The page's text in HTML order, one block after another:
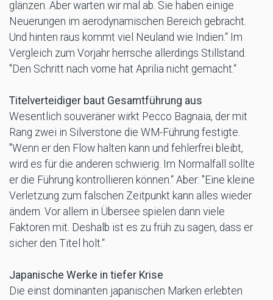
glänzen. Aber warten wir mal ab. Sie haben einige
Neuerungen im aerodynamischen Bereich gebracht.
Und hinten raus kommt viel Neuland wie Indien.“ Im
Vergleich zum Vorjahr herrsche allerdings Stillstand.
"Den Schritt nach vorne hat Aprilia nicht gemacht.“
Titelverteidiger baut Gesamtführung aus
Wesentlich souveräner wirkt Pecco Bagnaia, der mit
Rang zwei in Silverstone die WM-Führung festigte.
"Wenn er den Flow halten kann und fehlerfrei bleibt,
wird es für die anderen schwierig. Im Normalfall sollte
er die Führung kontrollieren können.“ Aber: "Eine kleine
Verletzung zum falschen Zeitpunkt kann alles wieder
ändern. Vor allem in Übersee spielen dann viele
Faktoren mit. Deshalb ist es zu früh zu sagen, dass er
sicher den Titel holt.“
Japanische Werke in tiefer Krise
Die einst dominanten japanischen Marken erlebten